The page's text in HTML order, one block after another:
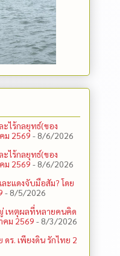
ะไร้กลยุทธ์(ของ
ม 2569 - 8/6/2026
ะไร้กลยุทธ์(ของ
ม 2569 - 8/6/2026
ะแดงจับมือสัม? โดย
- 8/5/2026
เหตุผลที่หลายคนคิด
คม 2569 - 8/3/2026
ร. เพียงดิน รักไทย 2